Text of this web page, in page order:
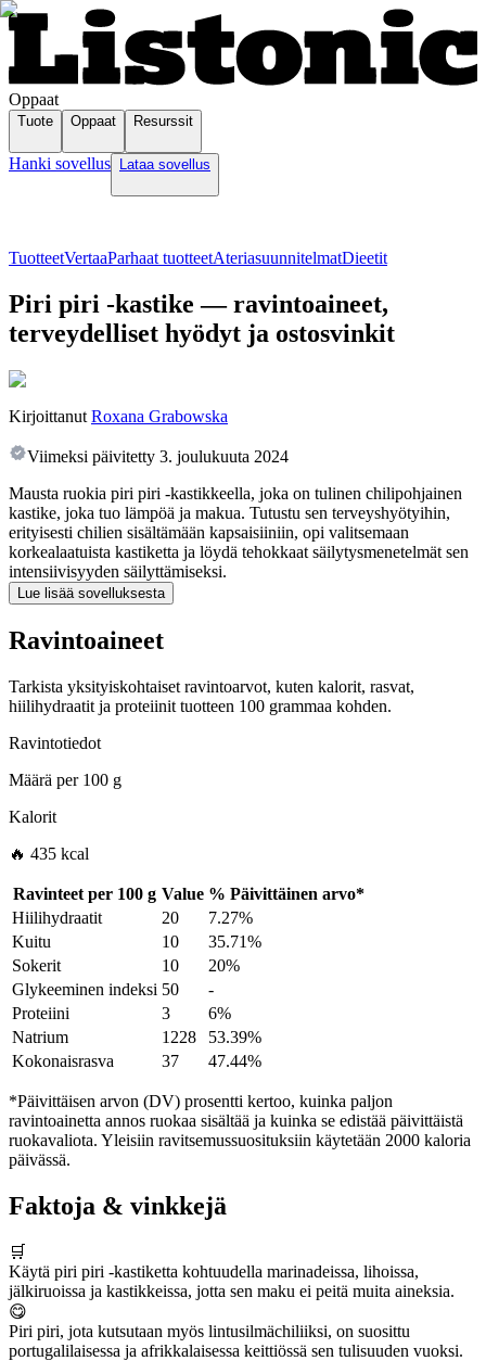
Oppaat
Tuote Oppaat Resurssit
Hanki sovellus Lataa sovellus
TuotteetVertaaParhaat tuotteetAteriasuunnitelmatDieetit
Piri piri -kastike — ravintoaineet,
terveydelliset hyödyt ja ostosvinkit
Kirjoittanut Roxana Grabowska
Viimeksi päivitetty 3. joulukuuta 2024
Mausta ruokia piri piri -kastikkeella, joka on tulinen chilipohjainen
kastike, joka tuo lämpöä ja makua. Tutustu sen terveyshyötyihin,
erityisesti chilien sisältämään kapsaisiiniin, opi valitsemaan
korkealaatuista kastiketta ja löydä tehokkaat säilytysmenetelmät sen
intensiivisyyden säilyttämiseksi.
Lue lisää sovelluksesta
Ravintoaineet
Tarkista yksityiskohtaiset ravintoarvot, kuten kalorit, rasvat,
hiilihydraatit ja proteiinit tuotteen 100 grammaa kohden.
Ravintotiedot
Määrä per100 g
Kalorit
🔥 435 kcal
Ravinteet per 100 g Value % Päivittäinen arvo*
Hiilihydraatit
20
7.27%
Kuitu
10
35.71%
Sokerit
10
20%
Glykeeminen indeksi 50
-
Proteiini
3
6%
Natrium
1228
53.39%
Kokonaisrasva
37 47.44%
*Päivittäisen arvon (DV) prosentti kertoo, kuinka paljon
ravintoainetta annos ruokaa sisältää ja kuinka se edistää päivittäistä
ruokavaliota. Yleisiin ravitsemussuosituksiin käytetään 2000 kaloria
päivässä.
Faktoja & vinkkejä
🛒
Käytä piri piri -kastiketta kohtuudella marinadeissa, lihoissa,
jälkiruoissa ja kastikkeissa, jotta sen maku ei peitä muita aineksia.
😋
Piri piri, jota kutsutaan myös lintusilmächiliiksi, on suosittu
portugalilaisessa ja afrikkalaisessa keittiössä sen tulisuuden vuoksi.